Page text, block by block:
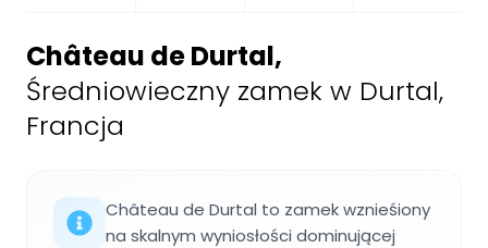
Château de Durtal,
Średniowieczny zamek w Durtal,
Francja
Château de Durtal to zamek wznieśiony
na skalnym wyniosłości dominującej